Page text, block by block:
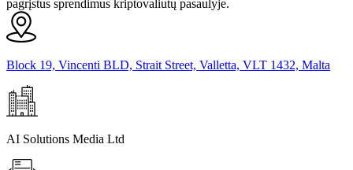
pagrįstus sprendimus kriptovaliutų pasaulyje.
Block 19, Vincenti BLD, Strait Street, Valletta, VLT 1432, Malta
AI Solutions Media Ltd